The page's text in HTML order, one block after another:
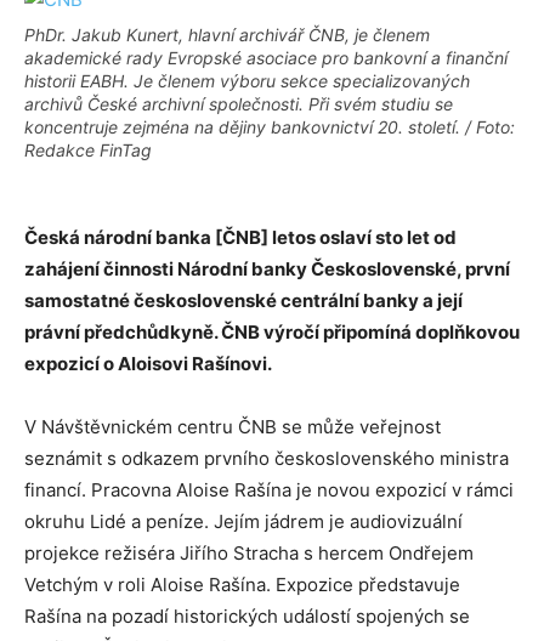
PhDr. Jakub Kunert, hlavní archivář ČNB, je členem
akademické rady Evropské asociace pro bankovní a finanční
historii EABH. Je členem výboru sekce specializovaných
archivů České archivní společnosti. Při svém studiu se
koncentruje zejména na dějiny bankovnictví 20. století. / Foto:
Redakce FinTag
Česká národní banka [ČNB] letos oslaví sto let od
zahájení činnosti Národní banky Československé, první
samostatné československé centrální banky a její
právní předchůdkyně. ČNB výročí připomíná doplňkovou
expozicí o Aloisovi Rašínovi.
V Návštěvnickém centru ČNB se může veřejnost
seznámit s odkazem prvního československého ministra
financí. Pracovna Aloise Rašína je novou expozicí v rámci
okruhu Lidé a peníze. Jejím jádrem je audiovizuální
projekce režiséra Jiřího Stracha s hercem Ondřejem
Vetchým v roli Aloise Rašína. Expozice představuje
Rašína na pozadí historických událostí spojených se